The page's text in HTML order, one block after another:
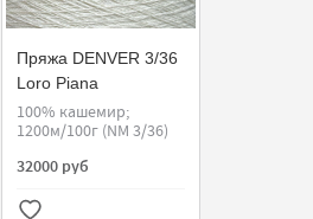
Пряжа DENVER 3/36
Loro Piana
100% кашемир;
1200м/100г (NM 3/36)
32000 руб